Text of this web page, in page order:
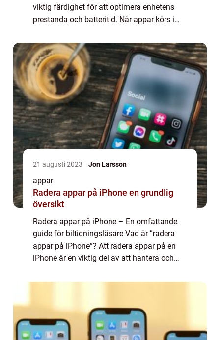
viktig färdighet för att optimera enhetens
prestanda och batteritid. När appar körs i
och batterikapacitet, vilket i sin tur ka...
21 augusti 2023 Jon Larsson
appar
Radera appar på iPhone en grundlig
översikt
Radera appar på iPhone – En omfattande
guide för biltidningsläsare Vad är ”radera
appar på iPhone”? Att radera appar på en
iPhone är en viktig del av att hantera och
frigöra lagringsutrymme. G...